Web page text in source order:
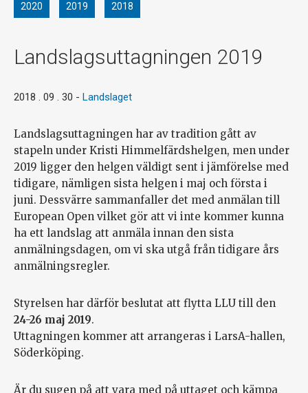
2020 2019 2018
Landslagsuttagningen 2019
2018 . 09 . 30 - Landslaget
Landslagsuttagningen har av tradition gått av
stapeln under Kristi Himmelfärdshelgen, men under
2019 ligger den helgen väldigt sent i jämförelse med
tidigare, nämligen sista helgen i maj och första i
juni. Dessvärre sammanfaller det med anmälan till
European Open vilket gör att vi inte kommer kunna
ha ett landslag att anmäla innan den sista
anmälningsdagen, om vi ska utgå från tidigare års
anmälningsregler.
Styrelsen har därför beslutat att flytta LLU till den
24-26 maj 2019.
Uttagningen kommer att arrangeras i LarsA-hallen,
Söderköping.
Är du sugen på att vara med på uttaget och kämpa